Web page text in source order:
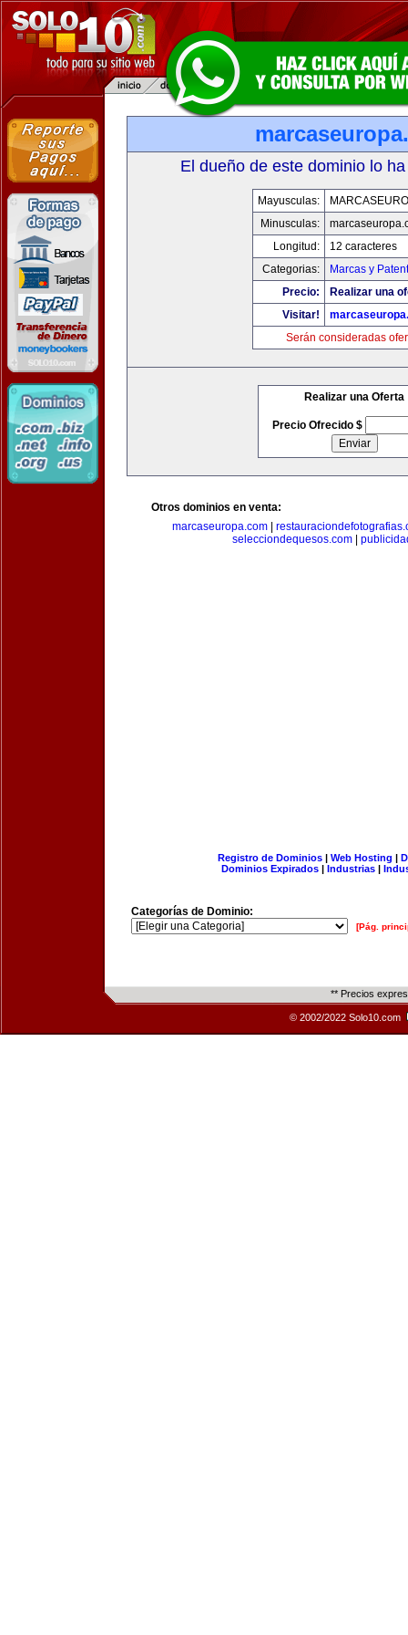
El dueño de este dominio lo
Mayusculas:
Minusculas:
Longitud:
12 caracteres
Categorias:
Marcas y
Precio:
Realizar una
Visitar!
Serán consideradas
Realizar una Oferta
Precio Ofrecido $
Otros dominios en venta:
marcaseuropa.com|
selecciondequesos.com|
Registro de Dominios| Web Hosting |
Dominios Expirados | Industrias |
Categorías de Dominio:
[Pág.
** Precios
© 2002/2022 Solo10.com